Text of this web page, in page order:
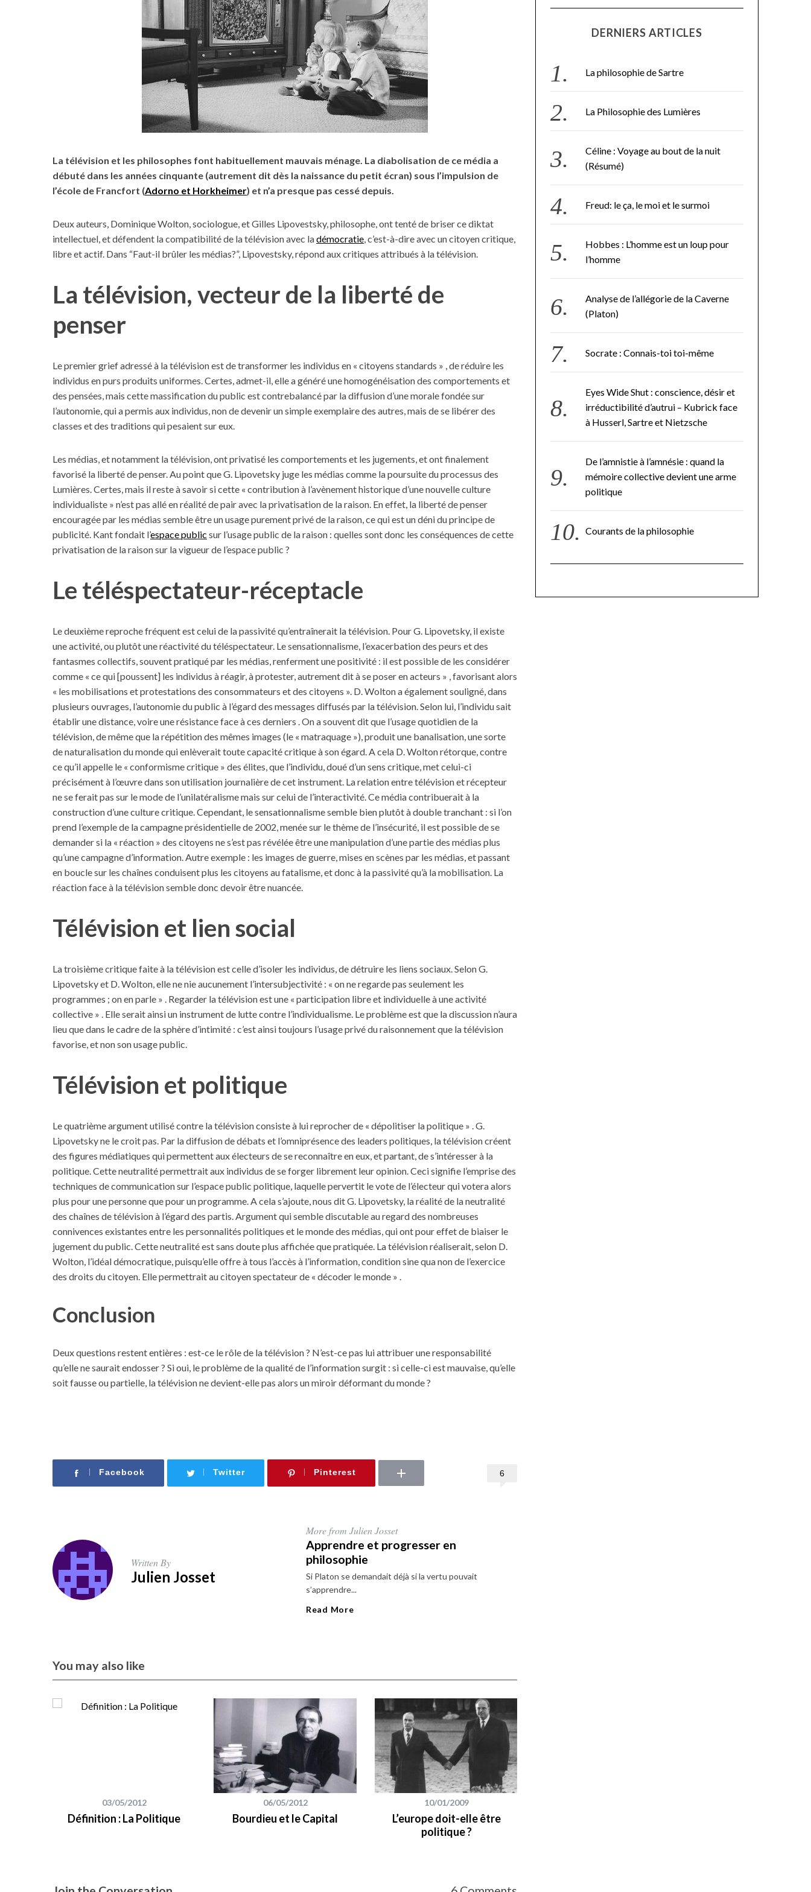
La télévision et les philosophes font habituellement mauvais ménage. La diabolisation de ce média a
débuté dans les années cinquante (autrement dit dès la naissance du petit écran) sous l’impulsion de
l’école de Francfort (Adorno et Horkheimer) et n’a presque pas cessé depuis.
Deux auteurs, Dominique Wolton, sociologue, et Gilles Lipovestsky, philosophe, ont tenté de briser ce diktat
intellectuel, et défendent la compatibilité de la télévision avec ladémocratie, c’est-à-dire avec un citoyen critique,
libre et actif. Dans “Faut-il brûler les médias?”, Lipovestsky, répond aux critiques attribués à la télévision.
La télévision, vecteur de la liberté de
penser
Le premier grief adressé à la télévision est de transformer les individus en « citoyens standards » , de réduire les
individus en purs produits uniformes. Certes, admet-il, elle a généré une homogénéisation des comportements et
des pensées, mais cette massification du public est contrebalancé par la diffusion d’une morale fondée sur
l’autonomie, qui a permis aux individus, non de devenir un simple exemplaire des autres, mais de se libérer des
classes et des traditions qui pesaient sur eux.
Les médias, et notamment la télévision, ont privatisé les comportements et les jugements, et ont finalement
favorisé la liberté de penser. Au point que G. Lipovetsky juge les médias comme la poursuite du processus des
Lumières. Certes, mais il reste à savoir si cette « contribution à l’avènement historique d’une nouvelle culture
individualiste » n’est pas allé en réalité de pair avec la privatisation de la raison. En effet, la liberté de penser
encouragée par les médias semble être un usage purement privé de la raison, ce qui est un déni du principe de
publicité. Kant fondait l’espace public sur l’usage public de la raison : quelles sont donc les conséquences de cette
privatisation de la raison sur la vigueur de l’espace public ?
Le téléspectateur-réceptacle
Le deuxième reproche fréquent est celui de la passivité qu’entraînerait la télévision. Pour G. Lipovetsky, il existe
une activité, ou plutôt une réactivité du téléspectateur. Le sensationnalisme, l’exacerbation des peurs et des
fantasmes collectifs, souvent pratiqué par les médias, renferment une positivité : il est possible de les considérer
comme « ce qui [poussent] les individus à réagir, à protester, autrement dit à se poser en acteurs » , favorisant alors
« les mobilisations et protestations des consommateurs et des citoyens ». D. Wolton a également souligné, dans
plusieurs ouvrages, l’autonomie du public à l’égard des messages diffusés par la télévision. Selon lui, l’individu sait
établir une distance, voire une résistance face à ces derniers . On a souvent dit que l’usage quotidien de la
télévision, de même que la répétition des mêmes images (le « matraquage »), produit une banalisation, une sorte
de naturalisation du monde qui enlèverait toute capacité critique à son égard. A cela D. Wolton rétorque, contre
ce qu’il appelle le « conformisme critique » des élites, que l’individu, doué d’un sens critique, met celui-ci
précisément à l’œuvre dans son utilisation journalière de cet instrument. La relation entre télévision et récepteur
ne se ferait pas sur le mode de l’unilatéralisme mais sur celui de l’interactivité. Ce média contribuerait à la
construction d’une culture critique. Cependant, le sensationnalisme semble bien plutôt à double tranchant : si l’on
prend l’exemple de la campagne présidentielle de 2002, menée sur le thème de l’insécurité, il est possible de se
demander si la « réaction » des citoyens ne s’est pas révélée être une manipulation d’une partie des médias plus
qu’une campagne d’information. Autre exemple : les images de guerre, mises en scènes par les médias, et passant
en boucle sur les chaînes conduisent plus les citoyens au fatalisme, et donc à la passivité qu’à la mobilisation. La
réaction face à la télévision semble donc devoir être nuancée.
Télévision et lien social
La troisième critique faite à la télévision est celle d’isoler les individus, de détruire les liens sociaux. Selon G.
Lipovetsky et D. Wolton, elle ne nie aucunement l’intersubjectivité : « on ne regarde pas seulement les
programmes ; on en parle » . Regarder la télévision est une « participation libre et individuelle à une activité
collective » . Elle serait ainsi un instrument de lutte contre l’individualisme. Le problème est que la discussion n’aura
lieu que dans le cadre de la sphère d’intimité : c’est ainsi toujours l’usage privé du raisonnement que la télévision
favorise, et non son usage public.
Télévision et politique
Le quatrième argument utilisé contre la télévision consiste à lui reprocher de « dépolitiser la politique » . G.
Lipovetsky ne le croit pas. Par la diffusion de débats et l’omniprésence des leaders politiques, la télévision créent
des figures médiatiques qui permettent aux électeurs de se reconnaître en eux, et partant, de s’intéresser à la
politique. Cette neutralité permettrait aux individus de se forger librement leur opinion. Ceci signifie l’emprise des
techniques de communication sur l’espace public politique, laquelle pervertit le vote de l’électeur qui votera alors
plus pour une personne que pour un programme. A cela s’ajoute, nous dit G. Lipovetsky, la réalité de la neutralité
des chaînes de télévision à l’égard des partis. Argument qui semble discutable au regard des nombreuses
connivences existantes entre les personnalités politiques et le monde des médias, qui ont pour effet de biaiser le
jugement du public. Cette neutralité est sans doute plus affichée que pratiquée. La télévision réaliserait, selon D.
Wolton, l’idéal démocratique, puisqu’elle offre à tous l’accès à l’information, condition sine qua non de l’exercice
des droits du citoyen. Elle permettrait au citoyen spectateur de « décoder le monde » .
Conclusion
Deux questions restent entières : est-ce le rôle de la télévision ? N’est-ce pas lui attribuer une responsabilité
qu’elle ne saurait endosser ? Si oui, le problème de la qualité de l’information surgit : si celle-ci est mauvaise, qu’elle
soit fausse ou partielle, la télévision ne devient-elle pas alors un miroir déformant du monde ?
6
Facebook Twitter Pinterest
Written By
Julien Josset
More from Julien Josset
Apprendre et progresser en
philosophie
Si Platon se demandait déjà si la vertu pouvait
s’apprendre...
Read More
You may also like
03/05/2012
Définition : La Politique
06/05/2012
Bourdieu et le Capital
10/01/2009
L’europe doit-elle être
politique ?
DERNIERS ARTICLES
La philosophie de Sartre
La Philosophie des Lumières
Céline : Voyage au bout de la nuit
(Résumé)
Freud: le ça, le moi et le surmoi
Hobbes : L’homme est un loup pour
l’homme
Analyse de l’allégorie de la Caverne
(Platon)
Socrate : Connais-toi toi-même
Eyes Wide Shut : conscience, désir et
irréductibilité d’autrui – Kubrick face
à Husserl, Sartre et Nietzsche
De l’amnistie à l’amnésie : quand la
mémoire collective devient une arme
politique
Courants de la philosophie
S
e
h
r